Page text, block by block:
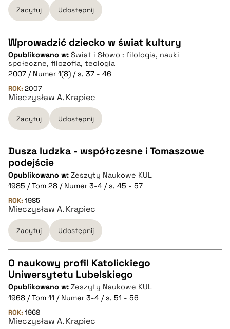
BIBTEX
pobierz cytat
Zacytuj Udostępnij
CZYSTY TEKST
pobierz cytat
BIBTEX
pobierz cytat
Wprowadzić dziecko w świat kultury
Opublikowano w: Świat i Słowo : filologia, nauki
społeczne, filozofia, teologia
2007 / Numer 1(8) / s. 37 - 46
ROK: 2007
Mieczysław A. Krąpiec
Zacytuj Udostępnij
CZYSTY TEKST
pobierz cytat
BIBTEX
pobierz cytat
Dusza ludzka - współczesne i Tomaszowe
podejście
Opublikowano w: Zeszyty Naukowe KUL
1985 / Tom 28 / Numer 3-4 / s. 45 - 57
ROK: 1985
Mieczysław A. Krąpiec
Zacytuj Udostępnij
CZYSTY TEKST
pobierz cytat
O naukowy profil Katolickiego
Uniwersytetu Lubelskiego
Opublikowano w: Zeszyty Naukowe KUL
1968 / Tom 11 / Numer 3-4 / s. 51 - 56
ROK: 1968
Mieczysław A. Krąpiec